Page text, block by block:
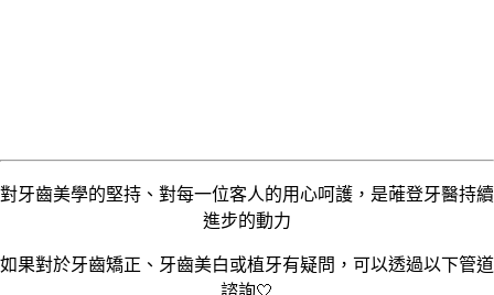
對牙齒美學的堅持、對每一位客人的用心呵護，是蓶登牙醫持續
進步的動力
如果對於牙齒矯正、牙齒美白或植牙有疑問，可以透過以下管道